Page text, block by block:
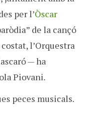
per l’Òscar
de la cançó
costat, l’Orquestra
— ha
Piovani.
peces musicals.